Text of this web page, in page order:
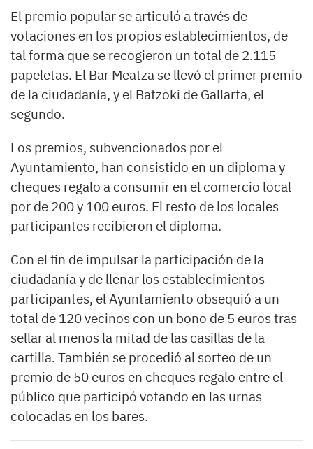
El premio popular se articuló a través de
votaciones en los propios establecimientos, de
tal forma que se recogieron un total de 2.115
papeletas. El Bar Meatza se llevó el primer premio
de la ciudadanía, y el Batzoki de Gallarta, el
segundo.
Los premios, subvencionados por el
Ayuntamiento, han consistido en un diploma y
cheques regalo a consumir en el comercio local
por de 200 y 100 euros. El resto de los locales
participantes recibieron el diploma.
Con el fin de impulsar la participación de la
ciudadanía y de llenar los establecimientos
participantes, el Ayuntamiento obsequió a un
total de 120 vecinos con un bono de 5 euros tras
sellar al menos la mitad de las casillas de la
cartilla. También se procedió al sorteo de un
premio de 50 euros en cheques regalo entre el
público que participó votando en las urnas
colocadas en los bares.